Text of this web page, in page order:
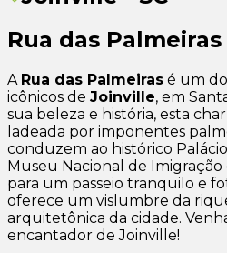
Rua das Palmeiras
A Rua das Palmeiras é um
icônicos de Joinville, em
sua beleza e história, esta
ladeada por imponentes
conduzem ao histórico
Museu Nacional de Imigração
para um passeio tranquilo e
oferece um vislumbre da
arquitetônica da cidade.
encantador de Joinville!